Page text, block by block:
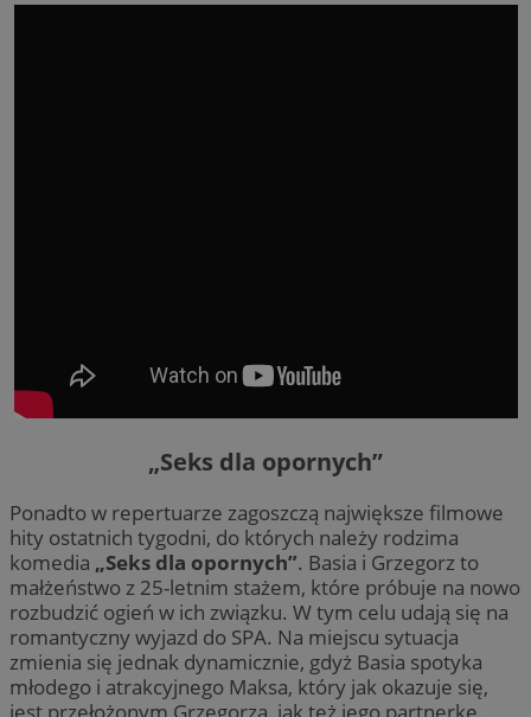
„Seks dla opornych”
Ponadto w repertuarze zagoszczą największe filmowe
hity ostatnich tygodni, do których należy rodzima
komedia „Seks dla opornych”. Basia i Grzegorz to
małżeństwo z 25-letnim stażem, które próbuje na nowo
rozbudzić ogień w ich związku. W tym celu udają się na
romantyczny wyjazd do SPA. Na miejscu sytuacja
zmienia się jednak dynamicznie, gdyż Basia spotyka
młodego i atrakcyjnego Maksa, który jak okazuje się,